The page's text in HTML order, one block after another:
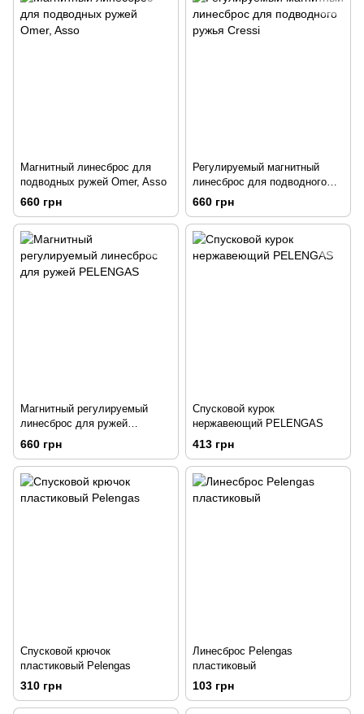
Магнитный линесброс для
подводных ружей Omer, Asso
660 грн
Регулируемый магнитный
линесброс для подводного
ружья Cressi
660 грн
Магнитный регулируемый
линесброс для ружей
PELENGAS
660 грн
Спусковой курок
нержавеющий PELENGAS
413 грн
Спусковой крючок
пластиковый Pelengas
310 грн
Линесброс Pelengas
пластиковый
103 грн